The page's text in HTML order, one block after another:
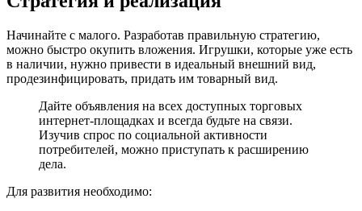
Начинайте с малого. Разработав правильную стратегию,
можно быстро окупить вложения. Игрушки, которые уже есть
в наличии, нужно привести в идеальный внешний вид,
продезинфицировать, придать им товарный вид.
Дайте объявления на всех доступных торговых
интернет-площадках и всегда будьте на связи.
Изучив спрос по социальной активности
потребителей, можно приступать к расширению
дела.
Для развития необходимо: